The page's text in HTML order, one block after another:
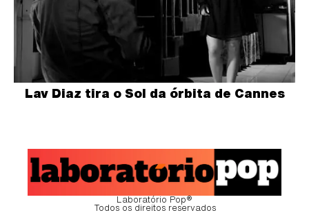
Lav Diaz tira o Sol da órbita de Cannes
Laboratório Pop®
Todos os direitos reservados